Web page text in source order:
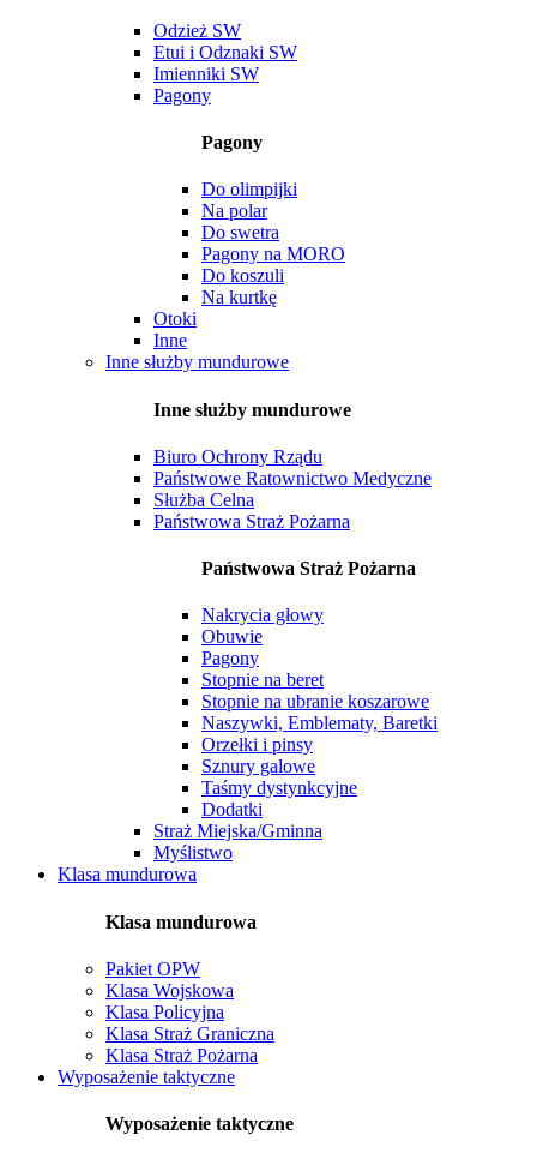
Odzież SW
Etui i Odznaki SW
Imienniki SW
Pagony
Pagony
Do olimpijki
Na polar
Do swetra
Pagony na MORO
Do koszuli
Na kurtkę
Otoki
Inne
Inne służby mundurowe
Inne służby mundurowe
Biuro Ochrony Rządu
Państwowe Ratownictwo Medyczne
Służba Celna
Państwowa Straż Pożarna
Państwowa Straż Pożarna
Nakrycia głowy
Obuwie
Pagony
Stopnie na beret
Stopnie na ubranie koszarowe
Naszywki, Emblematy, Baretki
Orzełki i pinsy
Sznury galowe
Taśmy dystynkcyjne
Dodatki
Straż Miejska/Gminna
Myślistwo
Klasa mundurowa
Klasa mundurowa
Pakiet OPW
Klasa Wojskowa
Klasa Policyjna
Klasa Straż Graniczna
Klasa Straż Pożarna
Wyposażenie taktyczne
Wyposażenie taktyczne